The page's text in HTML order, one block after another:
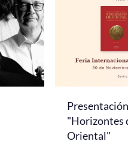
"Horizontes
Oriental"